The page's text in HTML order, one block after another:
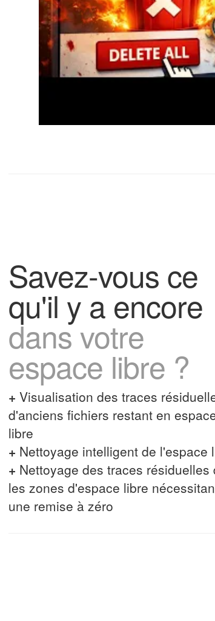
Savez-vous ce
qu'il y a encore
dans votre
espace libre ?
+ Visualisation des traces
d'anciens fichiers restant en
libre
+ Nettoyage intelligent de l'espace
+ Nettoyage des traces résiduelles
les zones d'espace libre
une remise à zéro